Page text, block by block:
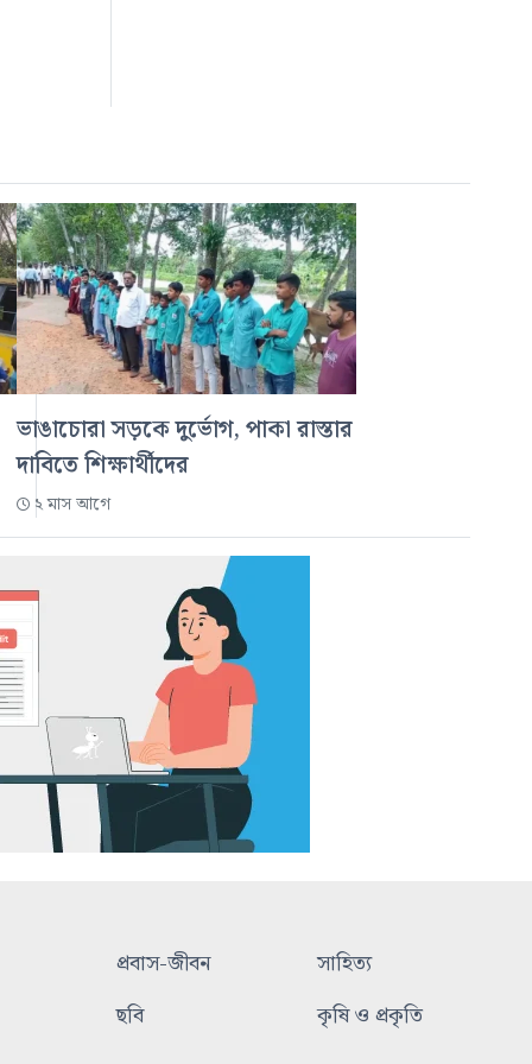
ভাঙাচোরা সড়কে দুর্ভোগ, পাকা রাস্তার
দাবিতে শিক্ষার্থীদের
২ মাস আগে
প্রবাস-জীবন
সাহিত্য
ছবি
কৃষি ও প্রকৃতি